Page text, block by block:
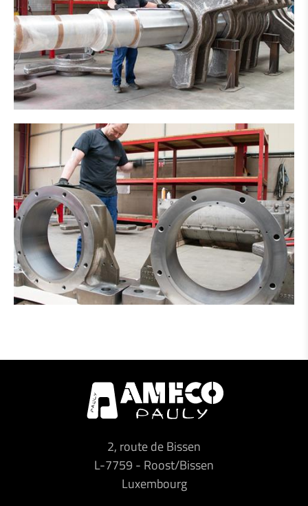
2, route de Bissen
L-7759- Roost/Bissen
Luxembourg